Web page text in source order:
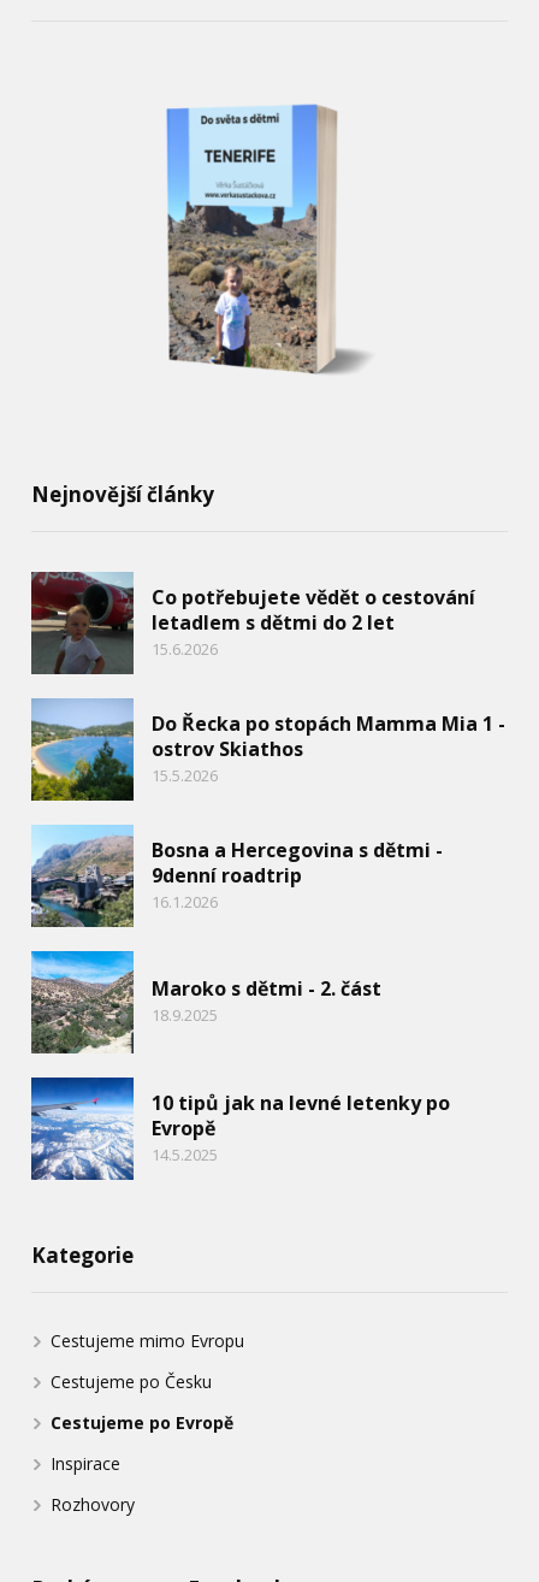
Nejnovější články
Co potřebujete vědět o cestování
letadlem s dětmi do 2 let
15.6.2026
Do Řecka po stopách Mamma Mia 1 -
ostrov Skiathos
15.5.2026
Bosna a Hercegovina s dětmi -
9denní roadtrip
16.1.2026
Maroko s dětmi - 2. část
18.9.2025
10 tipů jak na levné letenky po
Evropě
14.5.2025
Kategorie
Cestujeme mimo Evropu
Cestujeme po Česku
Cestujeme po Evropě
Inspirace
Rozhovory